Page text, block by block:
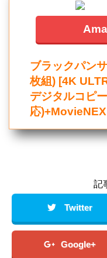
ブラックパン
枚組) [4K
デジタルコピ
応
記
Twitter
Google+